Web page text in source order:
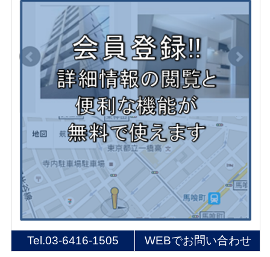
Tel.03-6416-1505 WEBでお問い合わせ